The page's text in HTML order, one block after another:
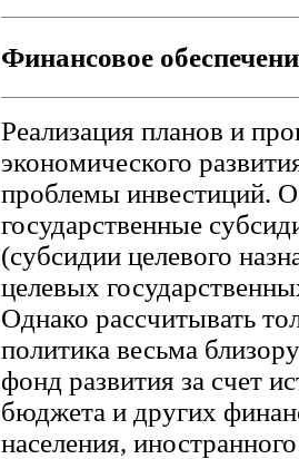
Финансовое
Реализация планов и
экономического
проблемы инвестиций.
государственные
(субсидии целевого
целевых
Однако рассчитывать
политика весьма
фонд развития за счет
бюджета и других
населения,